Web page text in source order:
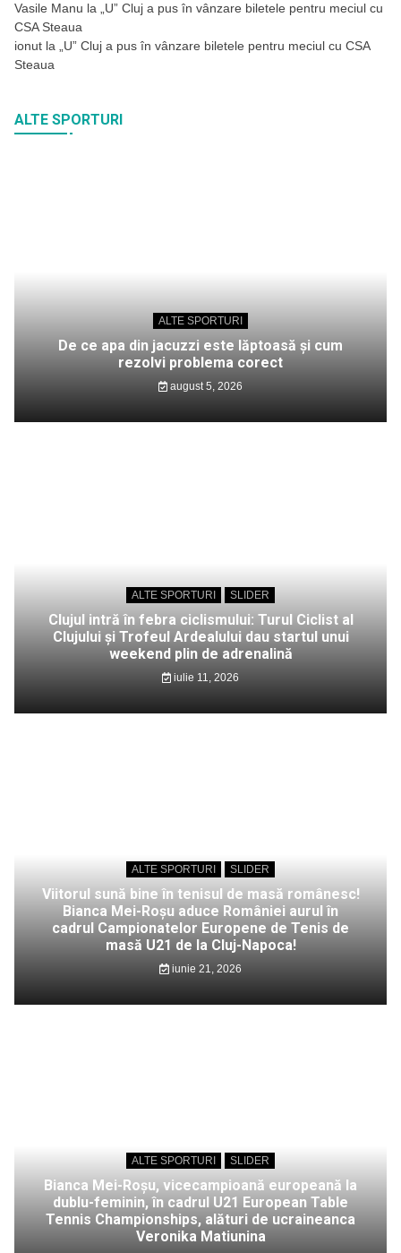
Vasile Manu la
„U” Cluj a pus în vânzare biletele pentru meciul cu
CSA Steaua
ionut la
„U” Cluj a pus în vânzare biletele pentru meciul cu CSA
Steaua
ALTE SPORTURI
ALTE SPORTURI
De ce apa din jacuzzi este lăptoasă și cum
rezolvi problema corect
august 5, 2026
ALTE SPORTURI SLIDER
Clujul intră în febra ciclismului: Turul Ciclist al
Clujului și Trofeul Ardealului dau startul unui
weekend plin de adrenalină
iulie 11, 2026
ALTE SPORTURI SLIDER
Viitorul sună bine în tenisul de masă românesc!
Bianca Mei-Roșu aduce României aurul în
cadrul Campionatelor Europene de Tenis de
masă U21 de la Cluj-Napoca!
iunie 21, 2026
ALTE SPORTURI SLIDER
Bianca Mei-Roșu, vicecampioană europeană la
dublu-feminin, în cadrul U21 European Table
Tennis Championships, alături de ucraineanca
Veronika Matiunina